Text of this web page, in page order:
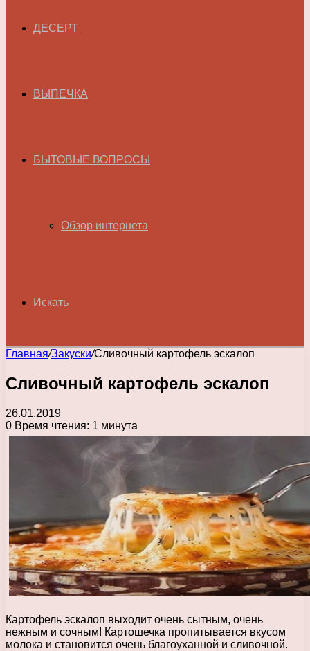
ДЕСЕРТ
ВЫПЕЧКА
БЫТОВЫЕ ВОПРОСЫ
Обзор интернета
Искать
Главная/Закуски/Сливочный картофель эскалоп
Сливочный картофель эскалоп
26.01.2019
0 Время чтения: 1 минута
Картофель эскалоп выходит очень сытным, очень
нежным и сочным! Картошечка пропитывается вкусом
молока и становится очень благоуханной и сливочной.